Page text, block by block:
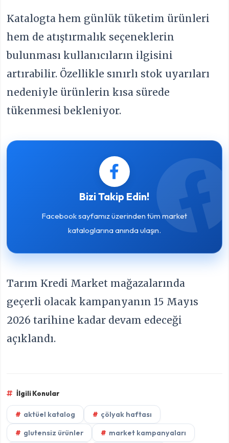
Katalogta hem günlük tüketim ürünleri
hem de atıştırmalık seçeneklerin
bulunması kullanıcıların ilgisini
artırabilir. Özellikle sınırlı stok uyarıları
nedeniyle ürünlerin kısa sürede
tükenmesi bekleniyor.
Bizi Takip Edin!
Facebook sayfamız üzerinden tüm market
kataloglarına anında ulaşın.
Tarım Kredi Market mağazalarında
geçerli olacak kampanyanın 15 Mayıs
2026 tarihine kadar devam edeceği
açıklandı.
İlgili Konular
aktüel katalog
çölyak haftası
glutensiz ürünler
market kampanyaları